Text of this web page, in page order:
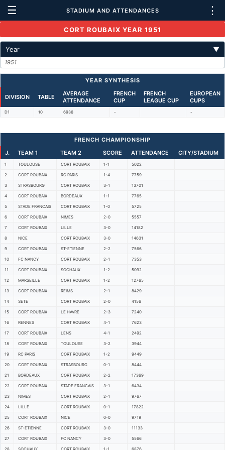
☰ STADIUM AND ATTENDANCES ⋮
CORT ROUBAIX YEAR 1951
Year ▼
1951
YEAR SYNTHESIS
DIVISION TABLE
AVERAGE
ATTENDANCE
FRENCH
CUP
FRENCH
LEAGUE CUP
EUROPEAN
CUPS
D1 10 6936 - -
FRENCH CHAMPIONSHIP
J.
TEAM 1 TEAM 2 SCORE ATTENDANCE CITY/STADIUM
1 TOULOUSE CORT ROUBAIX 1-1 5022
2 CORT ROUBAIX RC PARIS 1-4 7759
3 STRASBOURG CORT ROUBAIX 3-1 13701
4 CORT ROUBAIX BORDEAUX 1-1 7765
5 STADE FRANCAIS CORT ROUBAIX 1-0 5725
6 CORT ROUBAIX NIMES 2-0 5557
7 CORT ROUBAIX LILLE 3-0 14182
8 NICE CORT ROUBAIX 3-0 14631
9 CORT ROUBAIX ST-ETIENNE 2-2 7566
10 FC NANCY CORT ROUBAIX 2-1 7353
11 CORT ROUBAIX SOCHAUX 1-2 5092
12 MARSEILLE CORT ROUBAIX 1-2 12765
13 CORT ROUBAIX REIMS 2-1 8429
14 SETE CORT ROUBAIX 2-0 4156
15 CORT ROUBAIX LE HAVRE 2-3 7240
16 RENNES CORT ROUBAIX 4-1 7623
17 CORT ROUBAIX LENS 4-1 2492
18 CORT ROUBAIX TOULOUSE 3-2 3944
19 RC PARIS CORT ROUBAIX 1-2 9449
20 CORT ROUBAIX STRASBOURG 0-1 8444
21 BORDEAUX CORT ROUBAIX 2-2 17369
22 CORT ROUBAIX STADE FRANCAIS 3-1 6434
23 NIMES CORT ROUBAIX 2-1 9767
24 LILLE CORT ROUBAIX 0-1 17822
25 CORT ROUBAIX NICE 0-0 9719
26 ST-ETIENNE CORT ROUBAIX 3-0 11133
27 CORT ROUBAIX FC NANCY 3-0 5566
28 SOCHAUX CORT ROUBAIX 1-1 6876